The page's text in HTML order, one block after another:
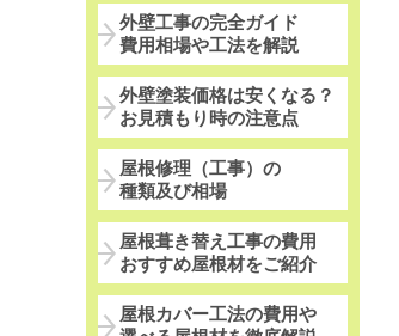
外壁工事の完全ガイド
費用相場や工法を解説
外壁塗装価格は安くなる？
お見積もり時の注意点
屋根修理（工事）の
種類及び相場
屋根葺き替え工事の費用
おすすめ屋根材をご紹介
屋根カバー工法の費用や